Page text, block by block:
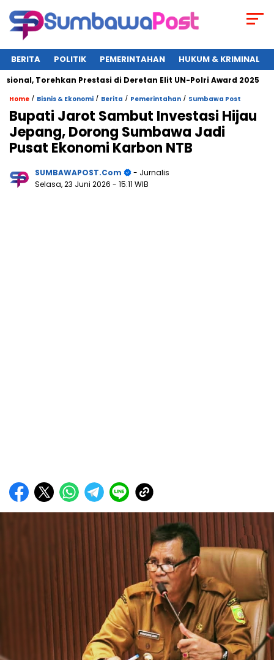
BERITA POLITIK PEMERINTAHAN HUKUM & KRIMINAL
Torehkan Prestasi di Deretan Elit UN-Polri Award 2025
Home / Bisnis & Ekonomi / Berita / Pemerintahan / Sumbawa Post
Bupati Jarot Sambut Investasi Hijau
Jepang, Dorong Sumbawa Jadi
Pusat Ekonomi Karbon NTB
SUMBAWAPOST.com
- Jurnalis
Selasa, 23 Juni 2026 - 15:11 WIB